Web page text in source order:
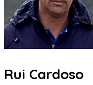
Rui Cardoso